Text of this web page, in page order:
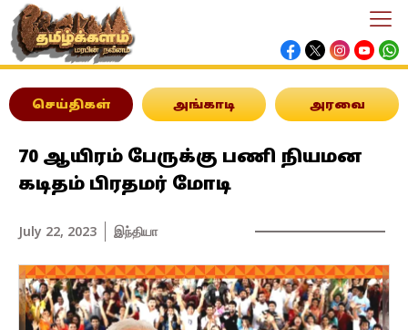
செய்திகள் அங்காடி அரவை
70 ஆயிரம் பேருக்கு பணி நியமன
கடிதம் பிரதமர் மோடி
July 22, 2023 இந்தியா